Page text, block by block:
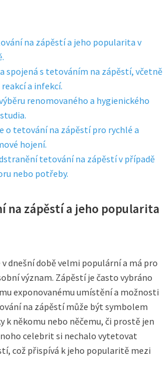
na zápěstí a jeho popularita v
spojená s tetováním na zápěstí, včetně
a infekcí.
renomovaného a hygienického
o tetování na zápěstí pro rychlé a
hojení.
tetování na zápěstí v případě
nebo potřeby.
na zápěstí a jeho popularita
dnešní době velmi populární a má pro
význam. Zápěstí je často vybráno
exponovanému umístění a možnosti
na zápěstí může být symbolem
k někomu nebo něčemu, či prostě jen
celebrit si nechalo vytetovat
což přispívá k jeho popularitě mezi